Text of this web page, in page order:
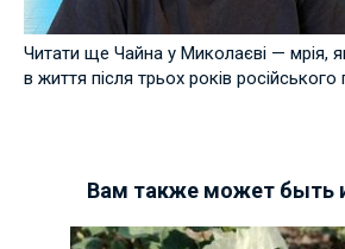
Читати ще Чайна у Миколаєві — мрія,
в життя після трьох років російського
Вам также может быть